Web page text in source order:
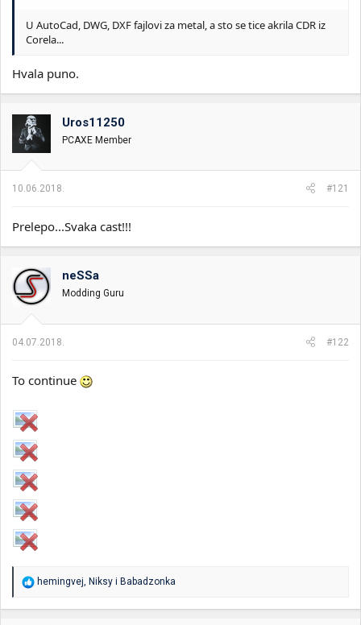
U AutoCad, DWG, DXF fajlovi za metal, a sto se tice akrila CDR iz
Corela...
Hvala puno.
Uros11250
PCAXE Member
10.06.2018. #121
Prelepo...Svaka cast!!!
neSSa
Modding Guru
04.07.2018. #122
To continue
Rhemingvej Niksy i Babadzonka